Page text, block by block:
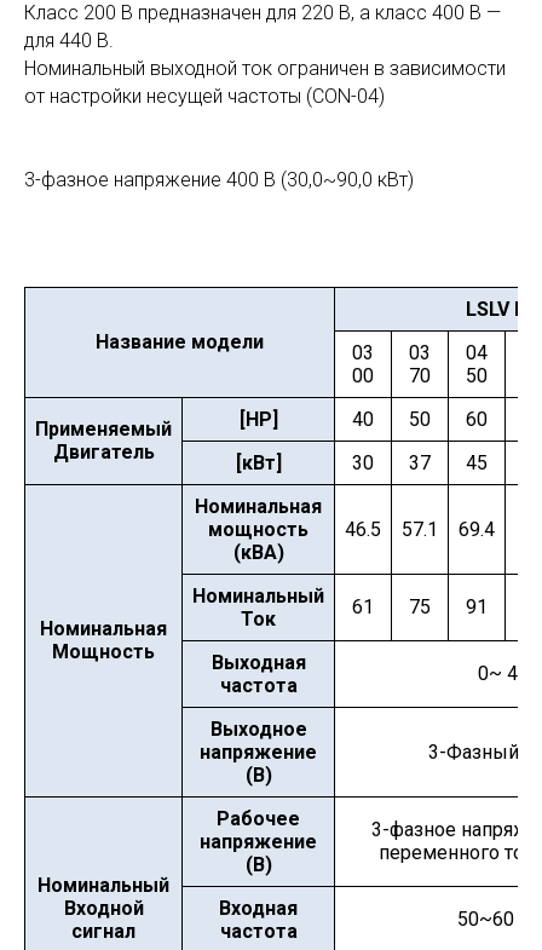
Класс 200 В предназначен для 220 В, а класс 400 В —
для 440 В.
Номинальный выходной ток ограничен в зависимости
от настройки несущей частоты (CON-04)
3-фазное напряжение 400 В (30,0~90,0 кВт)
Название модели
LSLV
03
00
03
70
04
50
Применяемый
Двигатель
[HP] 40 50 60
[кВт]
30 37 45
Номинальная
Мощность
Номинальная
мощность
(кВА)
46.5 57.1 69.4
Номинальный
Ток
61 75 91
Выходная
частота
0~ 400
Выходное
напряжение
(В)
3-Фазный
Номинальный
Входной
сигнал
Рабочее
напряжение
(В)
3-фазное
переменного
Входная
частота
50~60 Гц